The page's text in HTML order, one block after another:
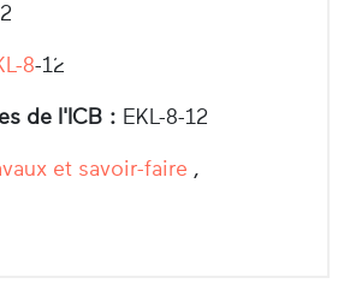
8-12
de l'ICB : EKL-8-12
et savoir-faire ,